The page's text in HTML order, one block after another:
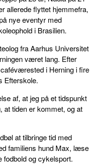
allerede flyttet hjemmefra,
nye eventyr med
i Brasilien.
fra Aarhus Universitet
været lang. Efter
i Herning i fire
Efterskole.
af, at jeg på et tidspunkt
tiden er kommet, og at
at tilbringe tid med
familiens hund Max, læse
fodbold og cykelsport.